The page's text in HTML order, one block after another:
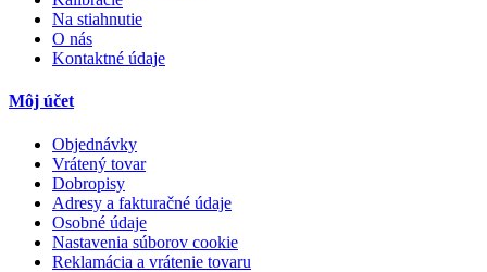
Na stiahnutie
O nás
Kontaktné údaje
Môj účet
Objednávky
Vrátený tovar
Dobropisy
Adresy a fakturačné údaje
Osobné údaje
Nastavenia súborov cookie
Reklamácia a vrátenie tovaru